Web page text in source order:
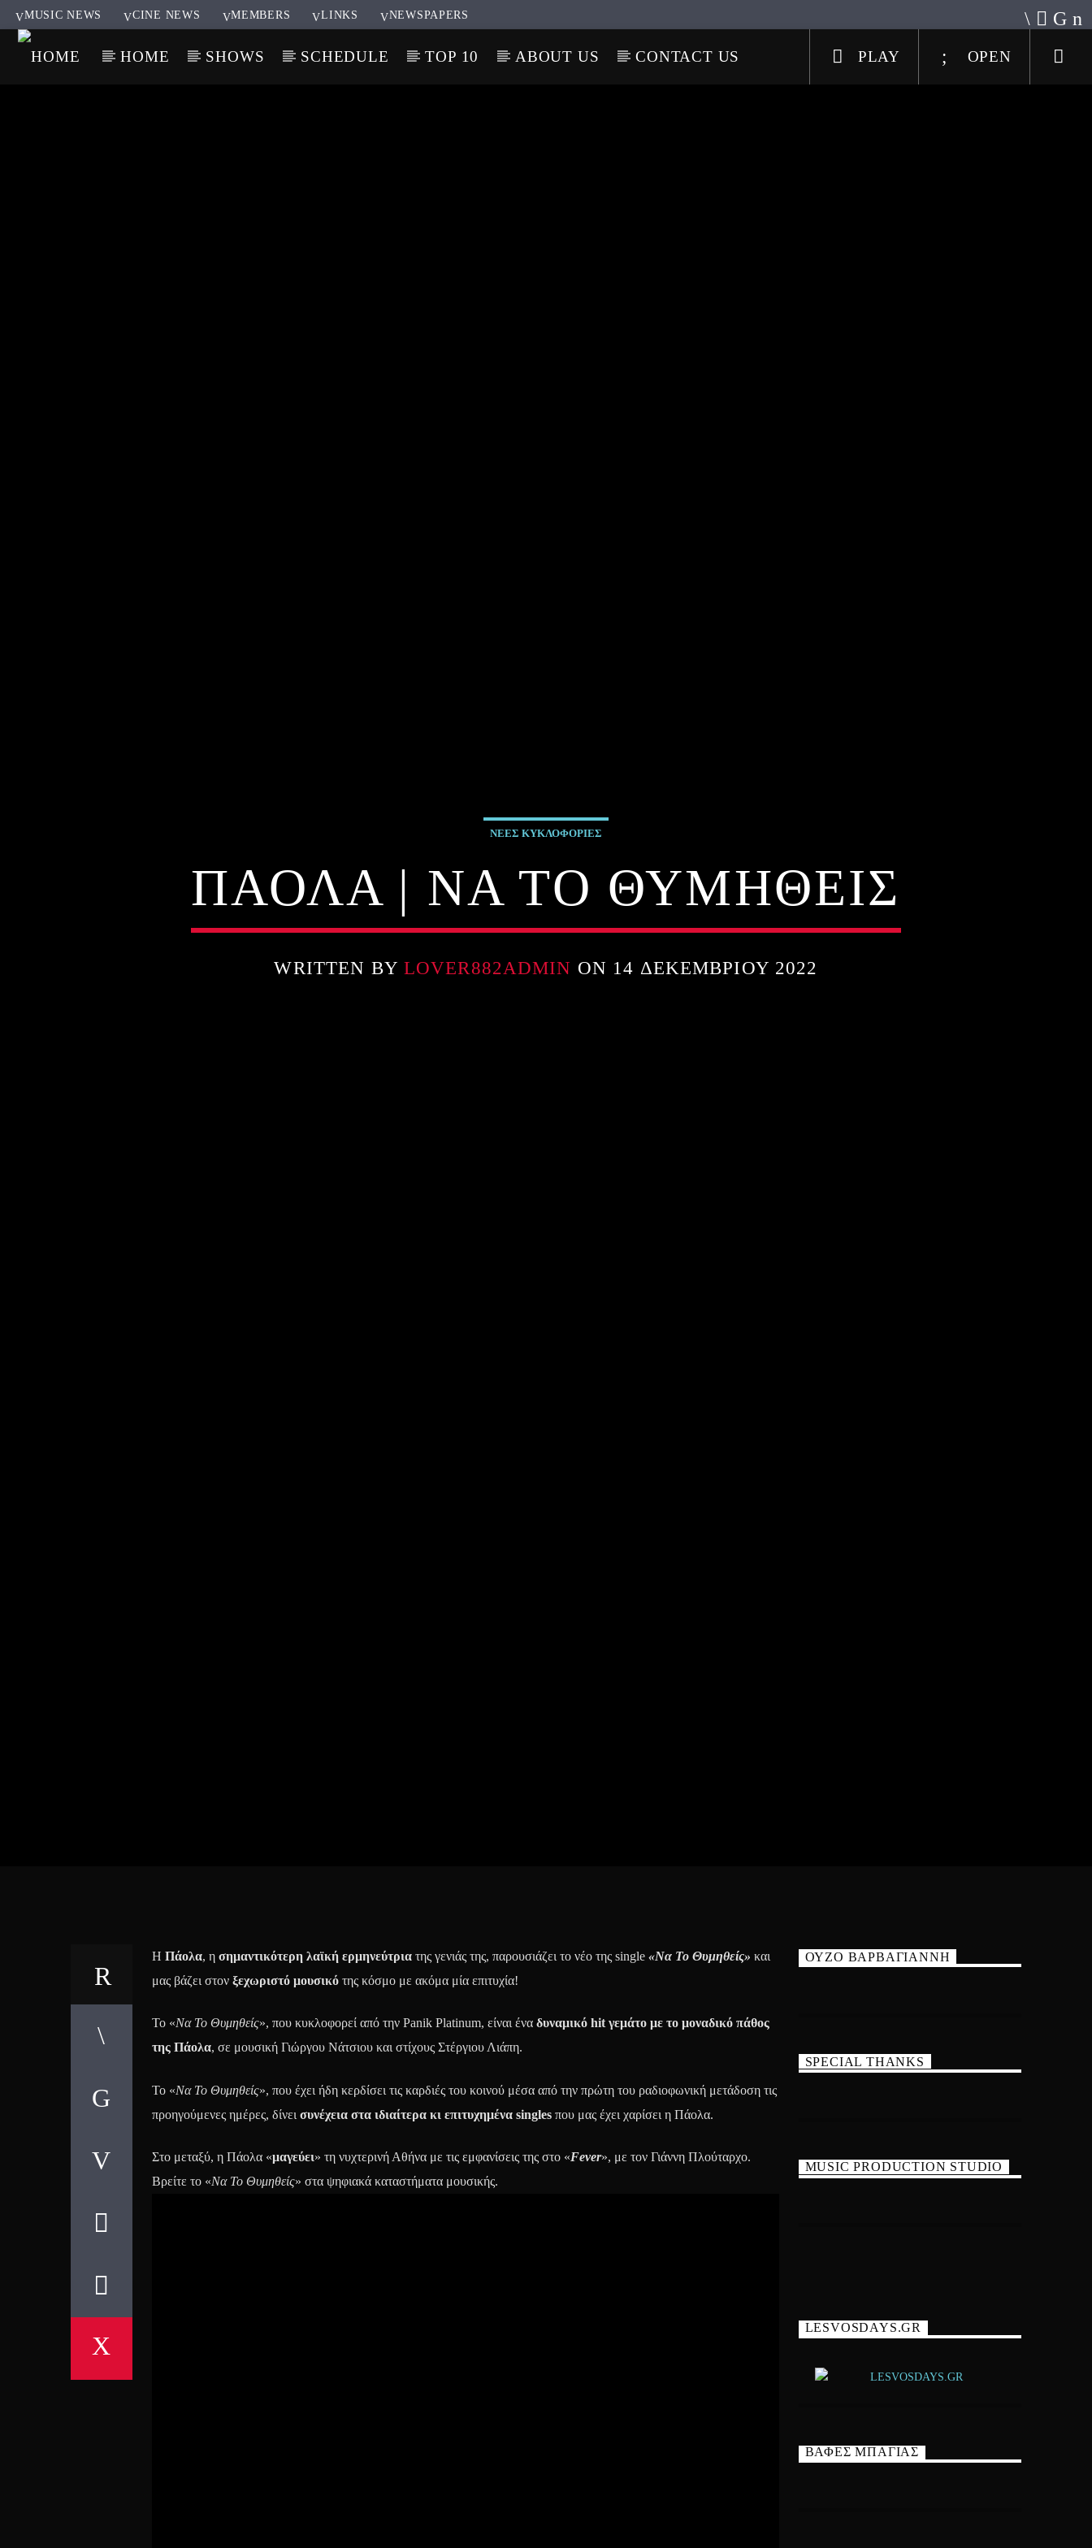
MUSIC NEWS CINE NEWS MEMBERS LINKS NEWSPAPERS
HOME SHOWS SCHEDULE TOP 10 ABOUT US CONTACT US OPEN
PLAY
ΝΕΕΣ ΚΥΚΛΟΦΟΡΙΕΣ
ΠΑΟΛΑ | ΝΑ ΤΟ ΘΥΜΗΘΕΙΣ
WRITTEN BY LOVER882ADMIN ON 14 ΔΕΚΕΜΒΡΊΟΥ 2022
Η Πάολα, η σημαντικότερη λαϊκή ερμηνεύτρια της γενιάς της, παρουσιάζει το νέο της single «Να Το Θυμηθείς» και
μας βάζει στον ξεχωριστό μουσικό της κόσμο με ακόμα μία επιτυχία!
Το «Να Το Θυμηθείς», που κυκλοφορεί από την Panik Platinum, είναι ένα δυναμικό hit γεμάτο με το μοναδικό πάθος
της Πάολα, σε μουσική Γιώργου Νάτσιου και στίχους Στέργιου Λιάπη.
Το «Να Το Θυμηθείς», που έχει ήδη κερδίσει τις καρδιές του κοινού μέσα από την πρώτη του ραδιοφωνική μετάδοση τις
προηγούμενες ημέρες, δίνει συνέχεια στα ιδιαίτερα κι επιτυχημένα singles που μας έχει χαρίσει η Πάολα.
Στο μεταξύ, η Πάολα «μαγεύει» τη νυχτερινή Αθήνα με τις εμφανίσεις της στο «Fever», με τον Γιάννη Πλούταρχο.
Βρείτε το «Να Το Θυμηθείς» στα ψηφιακά καταστήματα μουσικής.
ΟΥΖΟ ΒΑΡΒΑΓΙΑΝΝΗ
SPECIAL THANKS
MUSIC PRODUCTION STUDIO
LESVOSDAYS.GR
ΒΑΦΕΣ ΜΠΑΓΙΑΣ